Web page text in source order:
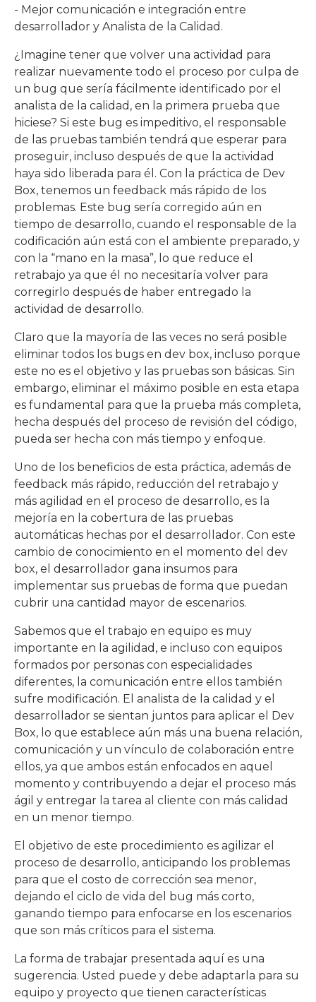
- Mejor comunicación e integración entre
desarrollador y Analista de la Calidad.
¿Imagine tener que volver una actividad para
realizar nuevamente todo el proceso por culpa de
un bug que sería fácilmente identificado por el
analista de la calidad, en la primera prueba que
hiciese? Si este bug es impeditivo, el responsable
de las pruebas también tendrá que esperar para
proseguir, incluso después de que la actividad
haya sido liberada para él. Con la práctica de Dev
Box, tenemos un feedback más rápido de los
problemas. Este bug sería corregido aún en
tiempo de desarrollo, cuando el responsable de la
codificación aún está con el ambiente preparado, y
con la “mano en la masa”, lo que reduce el
retrabajo ya que él no necesitaría volver para
corregirlo después de haber entregado la
actividad de desarrollo.
Claro que la mayoría de las veces no será posible
eliminar todos los bugs en dev box, incluso porque
este no es el objetivo y las pruebas son básicas. Sin
embargo, eliminar el máximo posible en esta etapa
es fundamental para que la prueba más completa,
hecha después del proceso de revisión del código,
pueda ser hecha con más tiempo y enfoque.
Uno de los beneficios de esta práctica, además de
feedback más rápido, reducción del retrabajo y
más agilidad en el proceso de desarrollo, es la
mejoría en la cobertura de las pruebas
automáticas hechas por el desarrollador. Con este
cambio de conocimiento en el momento del dev
box, el desarrollador gana insumos para
implementar sus pruebas de forma que puedan
cubrir una cantidad mayor de escenarios.
Sabemos que el trabajo en equipo es muy
importante en la agilidad, e incluso con equipos
formados por personas con especialidades
diferentes, la comunicación entre ellos también
sufre modificación. El analista de la calidad y el
desarrollador se sientan juntos para aplicar el Dev
Box, lo que establece aún más una buena relación,
comunicación y un vínculo de colaboración entre
ellos, ya que ambos están enfocados en aquel
momento y contribuyendo a dejar el proceso más
ágil y entregar la tarea al cliente con más calidad
en un menor tiempo.
El objetivo de este procedimiento es agilizar el
proceso de desarrollo, anticipando los problemas
para que el costo de corrección sea menor,
dejando el ciclo de vida del bug más corto,
ganando tiempo para enfocarse en los escenarios
que son más críticos para el sistema.
La forma de trabajar presentada aquí es una
sugerencia. Usted puede y debe adaptarla para su
equipo y proyecto que tienen características